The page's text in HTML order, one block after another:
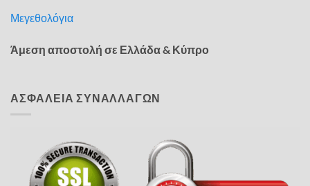
Μεγεθολόγια
Άμεση αποστολή σε Ελλάδα & Κύπρο
ΑΣΦΑΛΕΙΑ ΣΥΝΑΛΛΑΓΩΝ